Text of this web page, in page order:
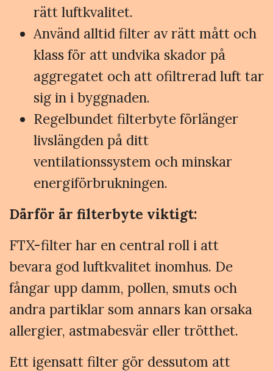
rätt luftkvalitet.
Använd alltid filter av rätt mått och
klass för att undvika skador på
aggregatet och att ofiltrerad luft tar
sig in i byggnaden.
Regelbundet filterbyte förlänger
livslängden på ditt
ventilationssystem och minskar
energiförbrukningen.
Därför är filterbyte viktigt:
FTX-filter har en central roll i att
bevara god luftkvalitet inomhus. De
fångar upp damm, pollen, smuts och
andra partiklar som annars kan orsaka
allergier, astmabesvär eller trötthet.
Ett igensatt filter gör dessutom att